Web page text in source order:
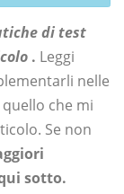
di test
. Leggi
nelle
che mi
Se non
sotto.